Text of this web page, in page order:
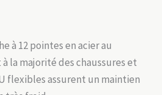
à 12 pointes en acier au
la majorité des chaussures et
flexibles assurent un maintien